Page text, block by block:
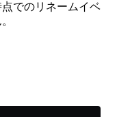
でのリネームイベ